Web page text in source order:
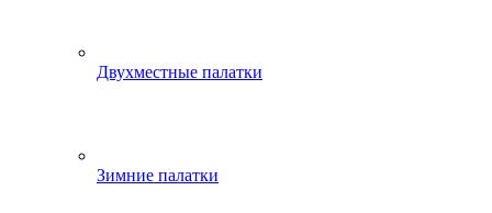
Двухместные палатки
Зимние палатки